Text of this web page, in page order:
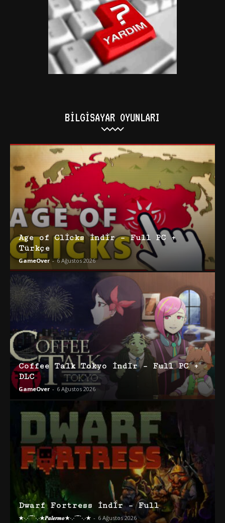
BILGISAYAR OYUNLARI
Age of Clicks İndir – Full PC +
Türkçe
GameOver - 6 Ağustos 2026
Coffee Talk Tokyo İndir – Full PC +
DLC
GameOver - 6 Ağustos 2026
Dwarf Fortress İndir – Full
★·.·´¯`·.·★𝑷𝒂𝒍𝒆𝒓𝒎𝒐★·.·´¯`·.·★ - 6 Ağustos 2026